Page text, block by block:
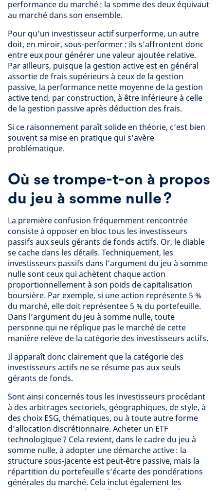
performance du marché : la somme des deux équivaut
au marché dans son ensemble.
Pour qu’un investisseur actif surperforme, un autre
doit, en miroir, sous-performer : ils s’affrontent donc
entre eux pour générer une valeur ajoutée relative.
Par ailleurs, puisque la gestion active est en général
assortie de frais supérieurs à ceux de la gestion
passive, la performance nette moyenne de la gestion
active tend, par construction, à être inférieure à celle
de la gestion passive après déduction des frais.
Si ce raisonnement paraît solide en théorie, c’est bien
souvent sa mise en pratique qui s’avère
problématique.
Où se trompe-t-on à propos
du jeu à somme nulle ?
La première confusion fréquemment rencontrée
consiste à opposer en bloc tous les investisseurs
passifs aux seuls gérants de fonds actifs. Or, le diable
se cache dans les détails. Techniquement, les
investisseurs passifs dans l’argument du jeu à somme
nulle sont ceux qui achètent chaque action
proportionnellement à son poids de capitalisation
boursière. Par exemple, si une action représente 5 %
du marché, elle doit représentee 5 % du portefeuille.
Dans l’argument du jeu à somme nulle, toute
personne qui ne réplique pas le marché de cette
manière relève de la catégorie des investisseurs actifs.
Il apparaît donc clairement que la catégorie des
investisseurs actifs ne se résume pas aux seuls
gérants de fonds.
Sont ainsi concernés tous les investisseurs procédant
à des arbitrages sectoriels, géographiques, de style, à
des choix ESG, thématiques, ou à toute autre forme
d’allocation discrétionnaire. Acheter un ETF
technologique ? Cela revient, dans le cadre du jeu à
somme nulle, à adopter une démarche active : la
structure sous-jacente est peut-être passive, mais la
répartition du portefeuille s’écarte des pondérations
générales du marché. Cela inclut également les